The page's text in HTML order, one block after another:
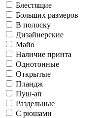
Блестящие
Больших размеров
В полоску
Дизайнерские
Майо
Наличие принта
Однотонные
Открытые
Пландж
Пуш-ап
Раздельные
С рюшами